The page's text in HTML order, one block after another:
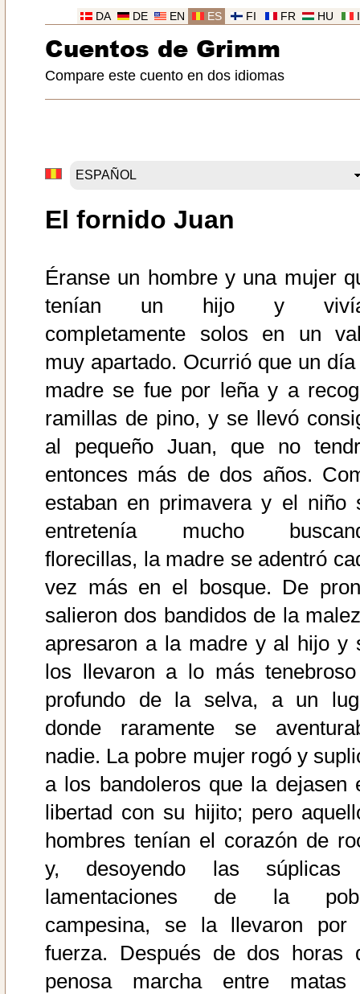
HU
FR
FI
ES
EN
DE
DA
Cuentos de Grimm
Compare este cuento en dos idiomas
El fornido Juan
Éranse un hombre y una mujer
tenían un hijo y
completamente solos en un
muy apartado. Ocurrió que un día
madre se fue por leña y a
ramillas de pino, y se llevó
al pequeño Juan, que no
entonces más de dos años.
estaban en primavera y el niño
entretenía mucho
florecillas, la madre se adentró
vez más en el bosque. De
salieron dos bandidos de la
apresaron a la madre y al hijo y
los llevaron a lo más
profundo de la selva, a un
donde raramente se
nadie. La pobre mujer rogó y
a los bandoleros que la dejasen
libertad con su hijito; pero
hombres tenían el corazón de
y, desoyendo las
lamentaciones de la
campesina, se la llevaron por
fuerza. Después de dos horas
penosa marcha entre